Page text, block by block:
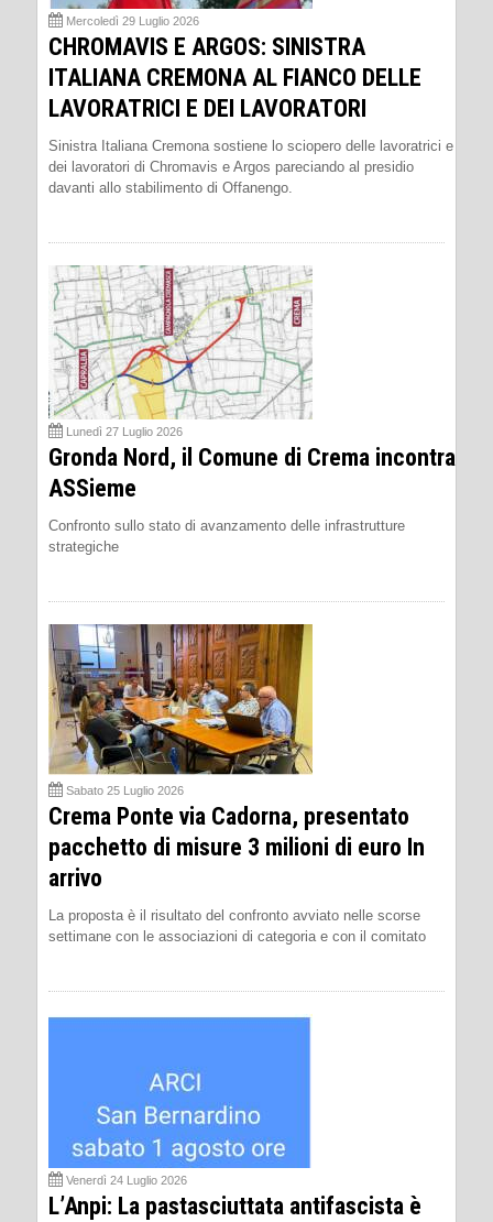
Mercoledì 29 Luglio 2026
CHROMAVIS E ARGOS: SINISTRA
ITALIANA CREMONA AL FIANCO DELLE
LAVORATRICI E DEI LAVORATORI
Sinistra Italiana Cremona sostiene lo sciopero delle lavoratrici e
dei lavoratori di Chromavis e Argos pareciando al presidio
davanti allo stabilimento di Offanengo.
Lunedì 27 Luglio 2026
Gronda Nord, il Comune di Crema incontra
ASSieme
Confronto sullo stato di avanzamento delle infrastrutture
strategiche
Sabato 25 Luglio 2026
Crema Ponte via Cadorna, presentato
pacchetto di misure 3 milioni di euro In
arrivo
La proposta è il risultato del confronto avviato nelle scorse
settimane con le associazioni di categoria e con il comitato
Venerdì 24 Luglio 2026
L’Anpi: La pastasciuttata antifascista è